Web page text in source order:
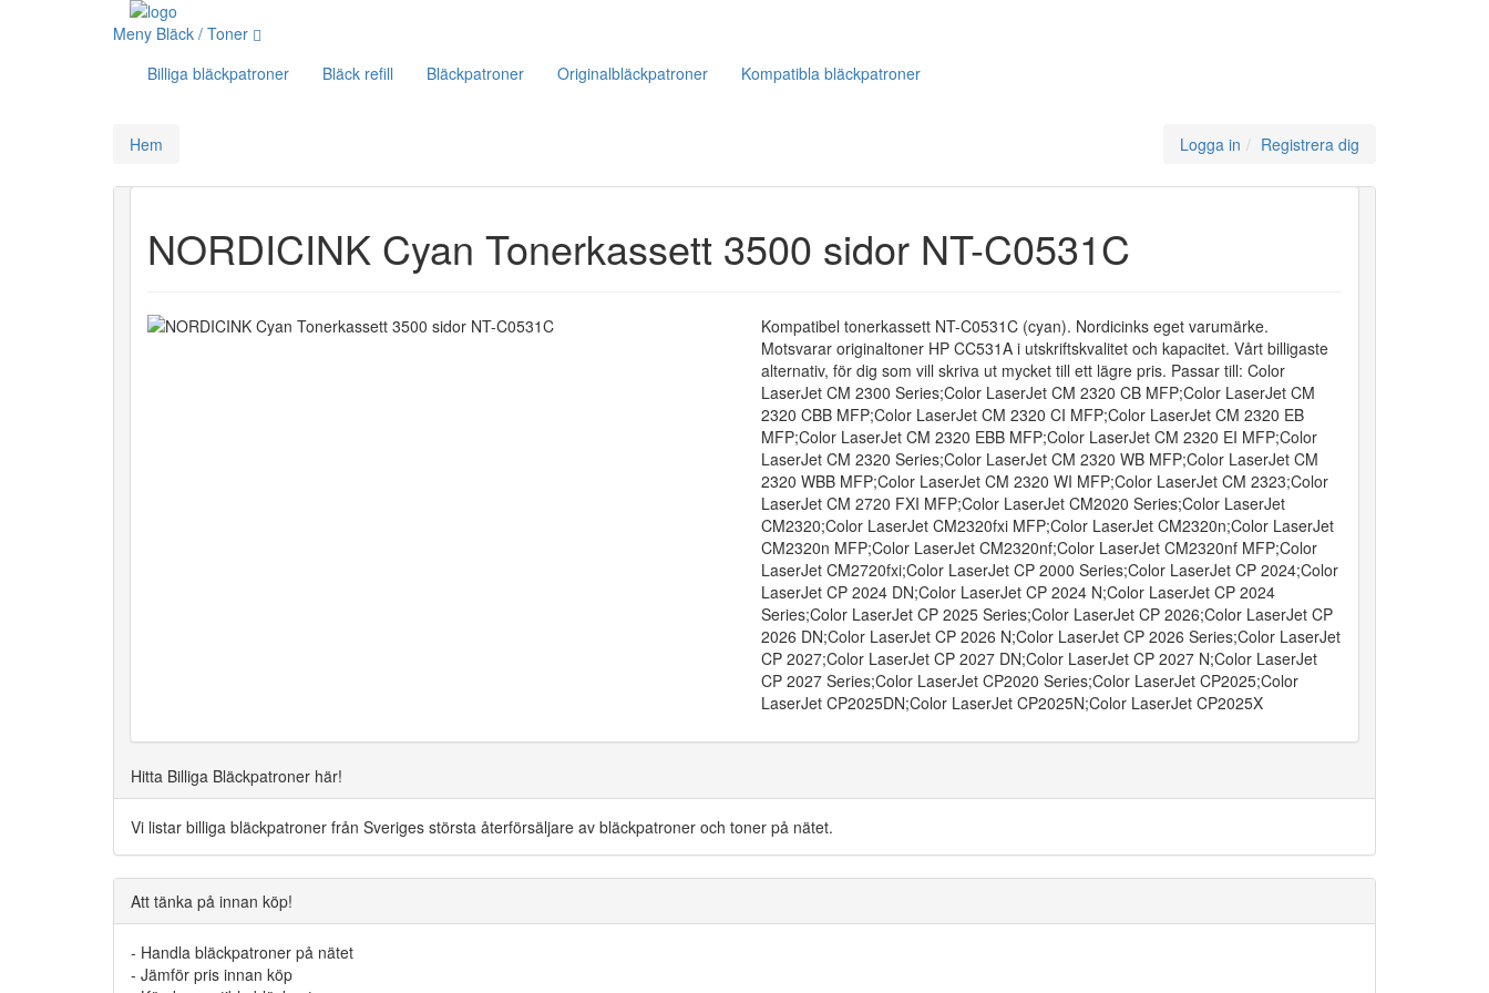
Meny Bläck / Toner
Billiga bläckpatroner
Bläck refill Bläckpatroner Originalbläckpatroner Kompatibla bläckpatroner
Hem Logga in Registrera dig
NORDICINK Cyan Tonerkassett 3500 sidor NT-C0531C
Kompatibel tonerkassett NT-C0531C (cyan). Nordicinks eget varumärke.
Motsvarar originaltoner HP CC531A i utskriftskvalitet och kapacitet. Vårt billigaste
alternativ, för dig som vill skriva ut mycket till ett lägre pris. Passar till: Color
LaserJet CM 2300 Series;Color LaserJet CM 2320 CB MFP;Color LaserJet CM
2320 CBB MFP;Color LaserJet CM 2320 CI MFP;Color LaserJet CM 2320 EB
MFP;Color LaserJet CM 2320 EBB MFP;Color LaserJet CM 2320 EI MFP;Color
LaserJet CM 2320 Series;Color LaserJet CM 2320 WB MFP;Color LaserJet CM
2320 WBB MFP;Color LaserJet CM 2320 WI MFP;Color LaserJet CM 2323;Color
LaserJet CM 2720 FXI MFP;Color LaserJet CM2020 Series;Color LaserJet
CM2320;Color LaserJet CM2320fxi MFP;Color LaserJet CM2320n;Color LaserJet
CM2320n MFP;Color LaserJet CM2320nf;Color LaserJet CM2320nf MFP;Color
LaserJet CM2720fxi;Color LaserJet CP 2000 Series;Color LaserJet CP 2024;Color
LaserJet CP 2024 DN;Color LaserJet CP 2024 N;Color LaserJet CP 2024
Series;Color LaserJet CP 2025 Series;Color LaserJet CP 2026;Color LaserJet CP
2026 DN;Color LaserJet CP 2026 N;Color LaserJet CP 2026 Series;Color LaserJet
CP 2027;Color LaserJet CP 2027 DN;Color LaserJet CP 2027 N;Color LaserJet
CP 2027 Series;Color LaserJet CP2020 Series;Color LaserJet CP2025;Color
LaserJet CP2025DN;Color LaserJet CP2025N;Color LaserJet CP2025X
Hitta Billiga Bläckpatroner här!
Vi listar billiga bläckpatroner från Sveriges största återförsäljare av bläckpatroner och toner på nätet.
Att tänka på innan köp!
- Handla bläckpatroner på nätet
- Jämför pris innan köp